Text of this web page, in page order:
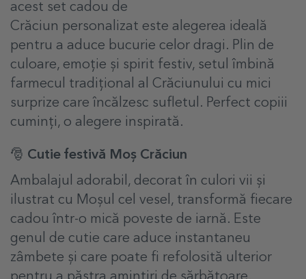
acest set cadou de
Crăciun personalizat este alegerea ideală
pentru a aduce bucurie celor dragi. Plin de
culoare, emoție și spirit festiv, setul îmbină
farmecul tradițional al Crăciunului cu mici
surprize care încălzesc sufletul. Perfect copiii
cuminți, o alegere inspirată.
🎅 Cutie festivă Moș Crăciun
Ambalajul adorabil, decorat în culori vii și
ilustrat cu Moșul cel vesel, transformă fiecare
cadou într-o mică poveste de iarnă. Este
genul de cutie care aduce instantaneu
zâmbete și care poate fi refolosită ulterior